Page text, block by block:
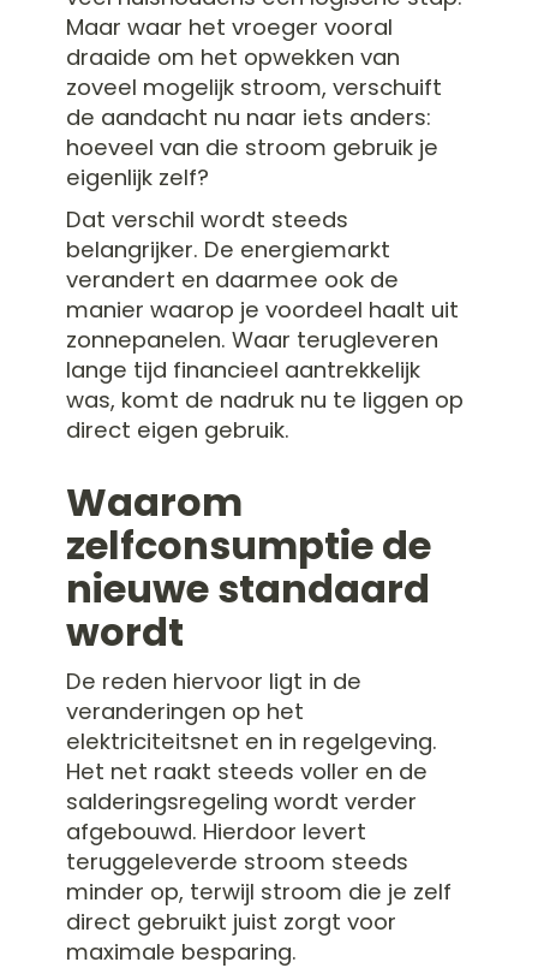
Maar waar het vroeger vooral
draaide om het opwekken van
zoveel mogelijk stroom, verschuift
de aandacht nu naar iets anders:
hoeveel van die stroom gebruik je
eigenlijk zelf?
Dat verschil wordt steeds
belangrijker. De energiemarkt
verandert en daarmee ook de
manier waarop je voordeel haalt uit
zonnepanelen. Waar terugleveren
lange tijd financieel aantrekkelijk
was, komt de nadruk nu te liggen op
direct eigen gebruik.
Waarom
zelfconsumptie de
nieuwe standaard
wordt
De reden hiervoor ligt in de
veranderingen op het
elektriciteitsnet en in regelgeving.
Het net raakt steeds voller en de
salderingsregeling wordt verder
afgebouwd. Hierdoor levert
teruggeleverde stroom steeds
minder op, terwijl stroom die je zelf
direct gebruikt juist zorgt voor
maximale besparing.